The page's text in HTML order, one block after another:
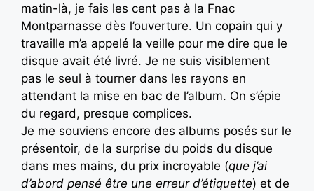
matin-là, je fais les cent pas à la Fnac
Montparnasse dès l’ouverture. Un copain qui y
travaille m’a appelé la veille pour me dire que le
disque avait été livré. Je ne suis visiblement
pas le seul à tourner dans les rayons en
attendant la mise en bac de l’album. On s’épie
du regard, presque complices.
Je me souviens encore des albums posés sur le
présentoir, de la surprise du poids du disque
dans mes mains, du prix incroyable (que j’ai
d’abord pensé être une erreur d’étiquette) et de